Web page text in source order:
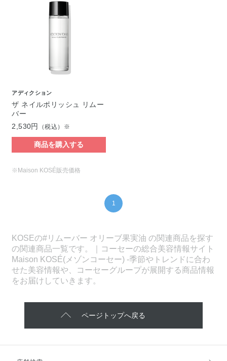
アディクション
ザ ネイルポリッシュ リムー
バー
2,530円
（税込）※
商品を購入する
※Maison KOSÉ販売価格
1
KOSEの#リムーバー オリーブ果実油 の関連商品を探す
の関連商品一覧です。｜コーセーの総合美容情報サイト
Maison KOSÉ(メゾンコーセー) -季節やトレンドに合わ
せた美容情報や、コーセーグループが展開する商品情報
をお届けしていきます。
ページトップへ戻る